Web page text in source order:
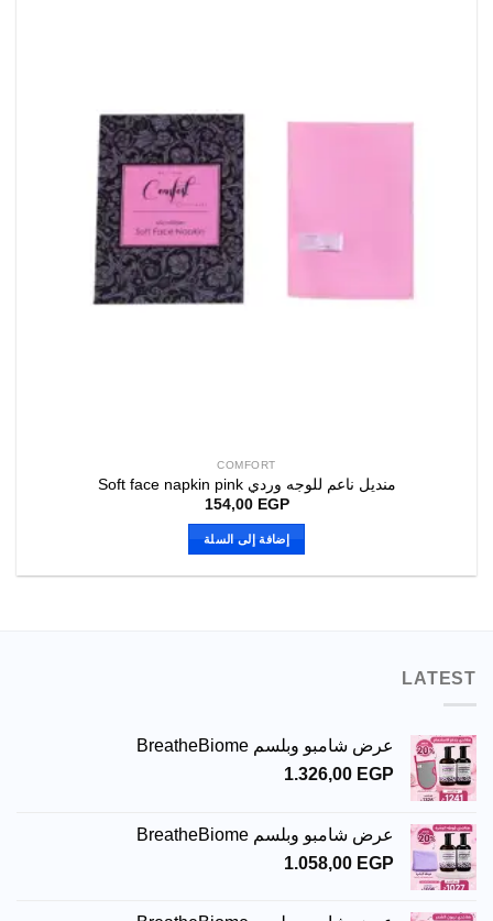
COMFORT
منديل ناعم للوجه وردي Soft face napkin pink
154,00 EGP
إضافة إلى السلة
LATEST
عرض شامبو وبلسم BreatheBiome
1.326,00 EGP
عرض شامبو وبلسم BreatheBiome
1.058,00 EGP